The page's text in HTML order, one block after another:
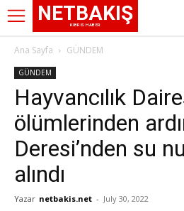
NETBAKIŞ
KIBRIS HABER
Ana Sayfa GÜNDEM
GÜNDEM
Hayvancılık
ölümlerinden
Deresi’nden su
alındı
Yazar netbakis.net - July 30, 2022